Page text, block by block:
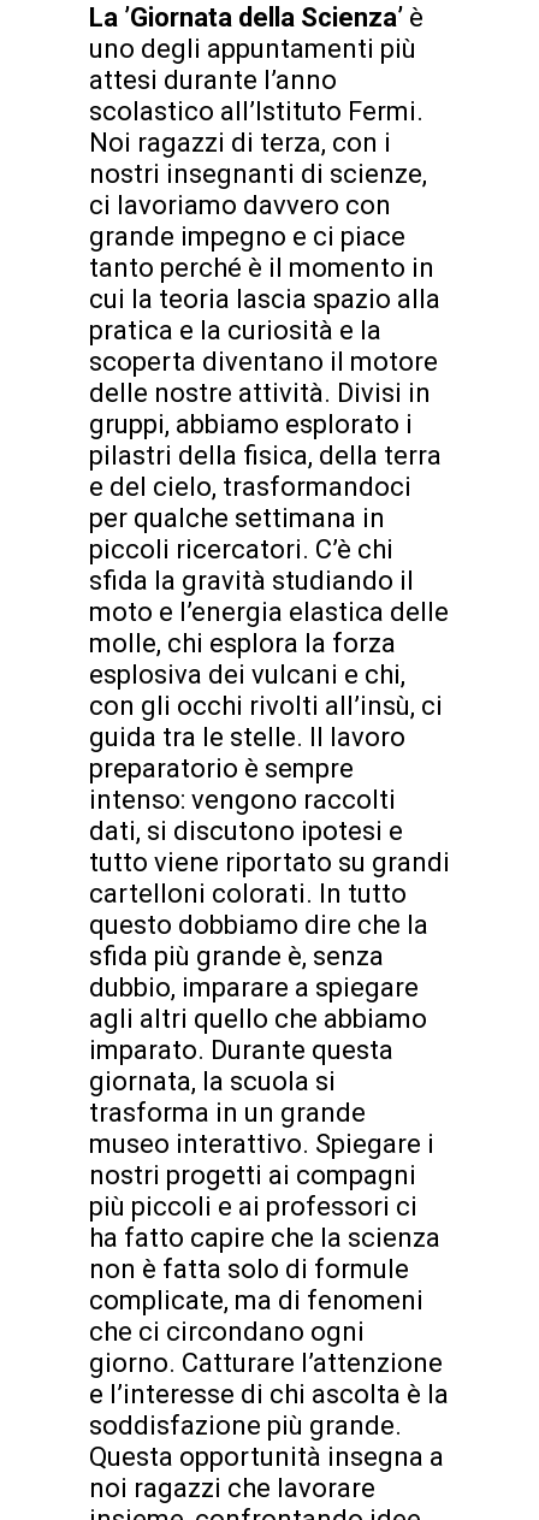
La ’Giornata della Scienza’ è
uno degli appuntamenti più
attesi durante l’anno
scolastico all’Istituto Fermi.
Noi ragazzi di terza, con i
nostri insegnanti di scienze,
ci lavoriamo davvero con
grande impegno e ci piace
tanto perché è il momento in
cui la teoria lascia spazio alla
pratica e la curiosità e la
scoperta diventano il motore
delle nostre attività. Divisi in
gruppi, abbiamo esplorato i
pilastri della fisica, della terra
e del cielo, trasformandoci
per qualche settimana in
piccoli ricercatori. C’è chi
sfida la gravità studiando il
moto e l’energia elastica delle
molle, chi esplora la forza
esplosiva dei vulcani e chi,
con gli occhi rivolti all’insù, ci
guida tra le stelle. Il lavoro
preparatorio è sempre
intenso: vengono raccolti
dati, si discutono ipotesi e
tutto viene riportato su grandi
cartelloni colorati. In tutto
questo dobbiamo dire che la
sfida più grande è, senza
dubbio, imparare a spiegare
agli altri quello che abbiamo
imparato. Durante questa
giornata, la scuola si
trasforma in un grande
museo interattivo. Spiegare i
nostri progetti ai compagni
più piccoli e ai professori ci
ha fatto capire che la scienza
non è fatta solo di formule
complicate, ma di fenomeni
che ci circondano ogni
giorno. Catturare l’attenzione
e l’interesse di chi ascolta è la
soddisfazione più grande.
Questa opportunità insegna a
noi ragazzi che lavorare